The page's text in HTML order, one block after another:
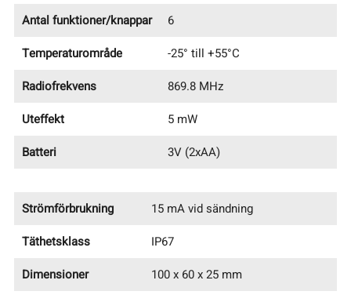
Antal funktioner/knappar
6
Temperaturområde
-25° till +55°C
Radiofrekvens
869.8 MHz
Uteffekt
5 mW
Batteri
3V (2xAA)
Strömförbrukning
15 mA vid sändning
Täthetsklass
IP67
Dimensioner
100 x 60 x 25 mm